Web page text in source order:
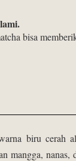
bisa
biru cerah
mangga, nanas,